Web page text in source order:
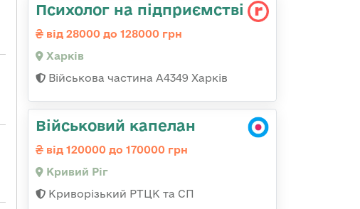
Психолог на підприємстві
від 28000 до 128000 грн
Харків
Військова частина А4349 Харків
Військовий капелан
від 120000 до 170000 грн
Кривий Ріг
Криворізький РТЦК та СП